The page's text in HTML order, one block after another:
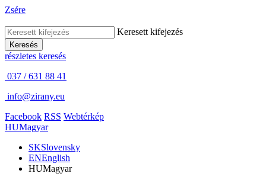
Zsére
Keresett kifejezés
Keresés
részletes keresés
037 / 631 88 41
info@zirany.eu
Facebook RSS Webtérkép
HUMagyar
SKSlovensky
ENEnglish
HUMagyar